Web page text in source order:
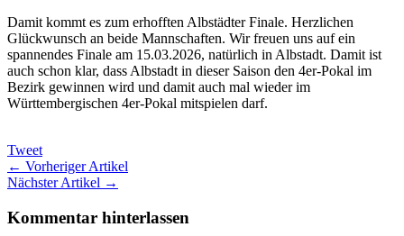
Damit kommt es zum erhofften Albstädter Finale. Herzlichen
Glückwunsch an beide Mannschaften. Wir freuen uns auf ein
spannendes Finale am 15.03.2026, natürlich in Albstadt. Damit ist
auch schon klar, dass Albstadt in dieser Saison den 4er-Pokal im
Bezirk gewinnen wird und damit auch mal wieder im
Württembergischen 4er-Pokal mitspielen darf.
Tweet
← Vorheriger Artikel
Nächster Artikel →
Kommentar hinterlassen